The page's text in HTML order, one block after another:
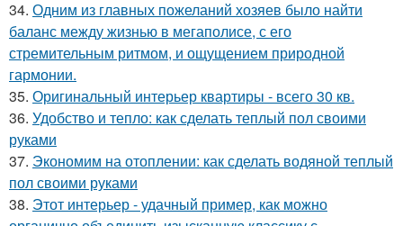
34. Одним из главных пожеланий хозяев было найти
баланс между жизнью в мегаполисе, с его
стремительным ритмом, и ощущением природной
гармонии.
35. Оригинальный интерьер квартиры - всего 30 кв.
36. Удобство и тепло: как сделать теплый пол своими
руками
37. Экономим на отоплении: как сделать водяной теплый
пол своими руками
38. Этот интерьер - удачный пример, как можно